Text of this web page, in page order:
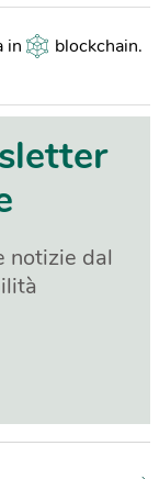
in blockchain.
notizie dal